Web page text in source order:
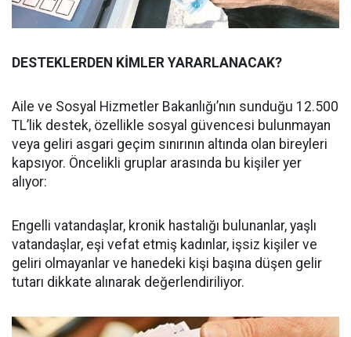
DESTEKLERDEN KİMLER YARARLANACAK?
Aile ve Sosyal Hizmetler Bakanlığı’nın sunduğu 12.500
TL’lik destek, özellikle sosyal güvencesi bulunmayan
veya geliri asgari geçim sınırının altında olan bireyleri
kapsıyor. Öncelikli gruplar arasında bu kişiler yer
alıyor:
Engelli vatandaşlar, kronik hastalığı bulunanlar, yaşlı
vatandaşlar, eşi vefat etmiş kadınlar, işsiz kişiler ve
geliri olmayanlar ve hanedeki kişi başına düşen gelir
tutarı dikkate alınarak değerlendiriliyor.